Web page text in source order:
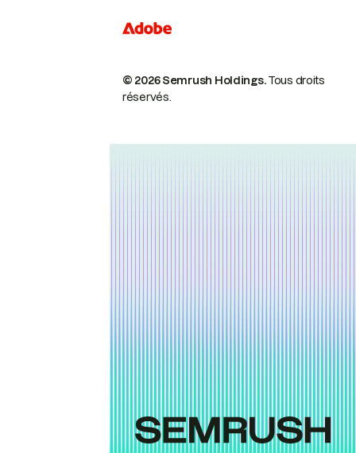
© 2026 Semrush Holdings.Tous droits
réservés.